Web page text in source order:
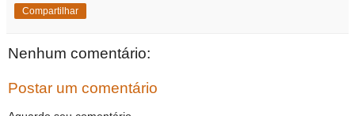
Compartilhar
Nenhum comentário:
Postar um comentário